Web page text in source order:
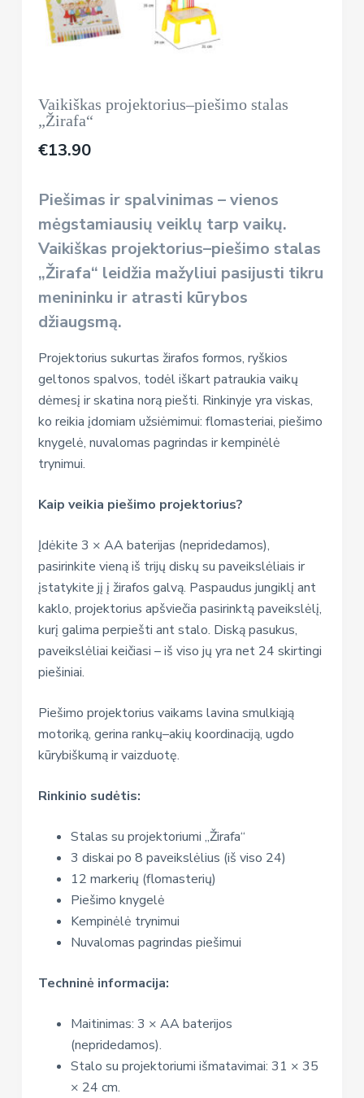
Vaikiškas projektorius–piešimo stalas
„Žirafa“
€13.90
Piešimas ir spalvinimas – vienos
mėgstamiausių veiklų tarp vaikų.
Vaikiškas projektorius–piešimo stalas
„Žirafa“ leidžia mažyliui pasijusti tikru
menininku ir atrasti kūrybos
džiaugsmą.
Projektorius sukurtas žirafos formos, ryškios
geltonos spalvos, todėl iškart patraukia vaikų
dėmesį ir skatina norą piešti. Rinkinyje yra viskas,
ko reikia įdomiam užsiėmimui: flomasteriai, piešimo
knygelė, nuvalomas pagrindas ir kempinėlė
trynimui.
Kaip veikia piešimo projektorius?
Įdėkite 3 × AA baterijas (nepridedamos),
pasirinkite vieną iš trijų diskų su paveikslėliais ir
įstatykite jį į žirafos galvą. Paspaudus jungiklį ant
kaklo, projektorius apšviečia pasirinktą paveikslėlį,
kurį galima perpiešti ant stalo. Diską pasukus,
paveikslėliai keičiasi – iš viso jų yra net 24 skirtingi
piešiniai.
Piešimo projektorius vaikams lavina smulkiąją
motoriką, gerina rankų–akių koordinaciją, ugdo
kūrybiškumą ir vaizduotę.
Rinkinio sudėtis:
Stalas su projektoriumi „Žirafa“
3 diskai po 8 paveikslėlius (iš viso 24)
12 markerių (flomasterių)
Piešimo knygelė
Kempinėlė trynimui
Nuvalomas pagrindas piešimui
Techninė informacija:
Maitinimas: 3 × AA baterijos
(nepridedamos).
Stalo su projektoriumi išmatavimai: 31 × 35
× 24 cm.